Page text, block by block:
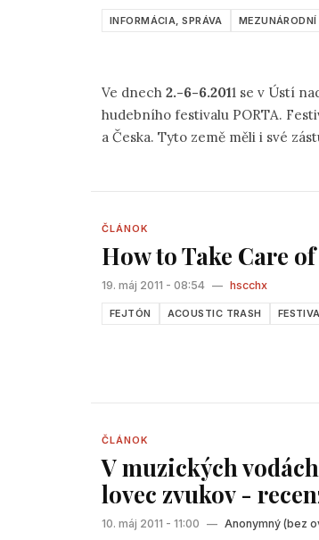
INFORMÁCIA, SPRÁVA
Ve dnech 2.-6-6.2011 se v Ústí
a Česka. Tyto země měli i své
ČLÁNOK
How to Take Care
19. máj 2011 - 08:54 — hscchx
FEJTÓN ACOUSTIC TRASH
ČLÁNOK
V muzických
lovec zvukov -
10. máj 2011 - 11:00 — Anonymný (bez